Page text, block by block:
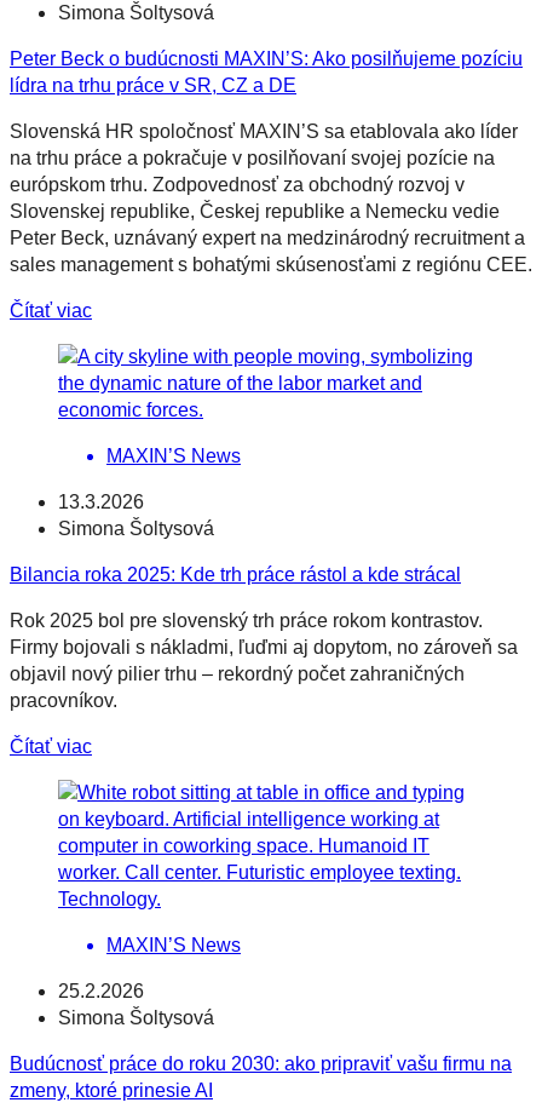
Simona Šoltysová
Peter Beck o budúcnosti MAXIN’S: Ako posilňujeme pozíciu
lídra na trhu práce v SR, CZ a DE
Slovenská HR spoločnosť MAXIN’S sa etablovala ako líder
na trhu práce a pokračuje v posilňovaní svojej pozície na
európskom trhu. Zodpovednosť za obchodný rozvoj v
Slovenskej republike, Českej republike a Nemecku vedie
Peter Beck, uznávaný expert na medzinárodný recruitment a
sales management s bohatými skúsenosťami z regiónu CEE.
Čítať viac
MAXIN’S News
13.3.2026
Simona Šoltysová
Bilancia roka 2025: Kde trh práce rástol a kde strácal
Rok 2025 bol pre slovenský trh práce rokom kontrastov.
Firmy bojovali s nákladmi, ľuďmi aj dopytom, no zároveň sa
objavil nový pilier trhu – rekordný počet zahraničných
pracovníkov.
Čítať viac
MAXIN’S News
25.2.2026
Simona Šoltysová
Budúcnosť práce do roku 2030: ako pripraviť vašu firmu na
zmeny, ktoré prinesie AI